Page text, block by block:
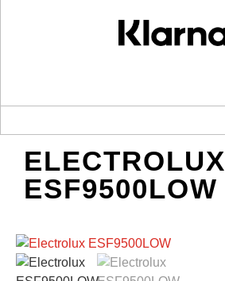
ELECTROLUX
ESF9500LOW